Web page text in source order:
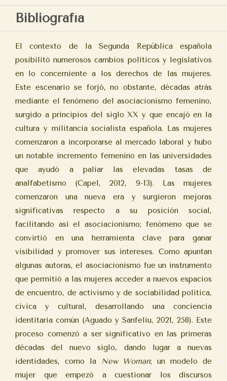
Bibliografía
El contexto de la Segunda República española
posibilitó numerosos cambios políticos y legislativos
en lo concerniente a los derechos de las mujeres.
Este escenario se forjó, no obstante, décadas atrás
mediante el fenómeno del asociacionismo femenino,
surgido a principios del siglo XX y que encajó en la
cultura y militancia socialista española. Las mujeres
comenzaron a incorporarse al mercado laboral y hubo
un notable incremento femenino en las universidades
que ayudó a paliar las elevadas tasas de
analfabetismo (Capel, 2012, 9-13). Las mujeres
comenzaron una nueva era y surgieron mejoras
significativas respecto a su posición social,
facilitando así el asociacionismo; fenómeno que se
convirtió en una herramienta clave para ganar
visibilidad y promover sus intereses. Como apuntan
algunas autoras, el asociacionismo fue un instrumento
que permitió a las mujeres acceder a nuevos espacios
de encuentro, de activismo y de sociabilidad política,
cívica y cultural, desarrollando una conciencia
identitaria común (Aguado y Sanfeliu, 2021, 258). Este
proceso comenzó a ser significativo en las primeras
décadas del nuevo siglo, dando lugar a nuevas
identidades, como la
New Woman; un modelo de
mujer que empezó a cuestionar los discursos